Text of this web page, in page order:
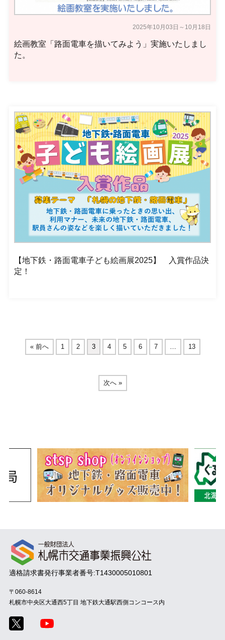
2025年10月03日～10月18日
絵画教室「路面電車を描いてみよう」実施いたしまし
た。
【地下鉄・路面電車子ども絵画展2025】 入賞作品決
定！
« 前へ 1 2 3 4 5 6 7 13
次へ »
適格請求書発行事業者番号:T1430005010801
〒060-8614
札幌市中央区大通西5丁目 地下鉄大通駅西側コンコース内